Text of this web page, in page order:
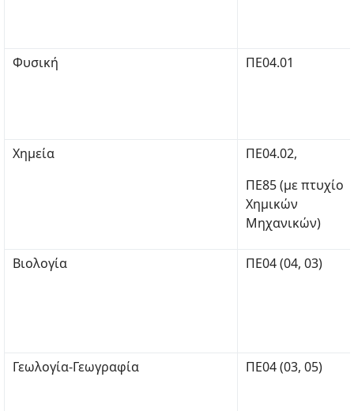
Φυσική ΠΕ04.01
Χημεία
ΠΕ04.02,
ΠΕ85 (με πτυχίο
Χημικών
Μηχανικών)
Βιολογία ΠΕ04 (04, 03)
Γεωλογία-Γεωγραφία ΠΕ04 (03, 05)